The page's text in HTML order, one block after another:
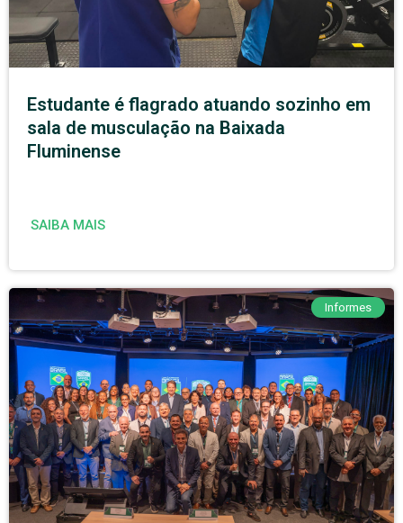
Estudante é flagrado atuando sozinho em
sala de musculação na Baixada
Fluminense
SAIBA MAIS
Informes